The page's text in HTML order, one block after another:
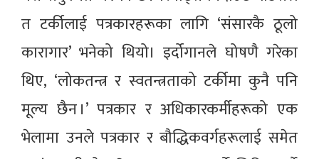
त टर्कीलाई पत्रकारहरूका लागि ‘संसारकै ठूलो
कारागार’ भनेको थियो। इर्दोगानले घोषणै गरेका
थिए, ‘लोकतन्त्र र स्वतन्त्रताको टर्कीमा कुनै पनि
मूल्य छैन ।’ पत्रकार र अधिकारकर्मीहरूको एक
भेलामा उनले पत्रकार र बौद्धिकवर्गहरूलाई समेत